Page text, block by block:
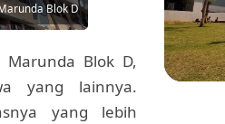
Blok D
Blok D,
yang lainnya.
yang lebih